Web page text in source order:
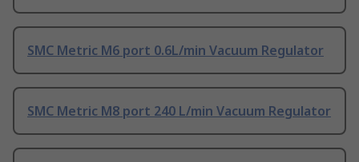
SMC Metric M6 port 0.6L/min Vacuum Regulator
SMC Metric M8 port 240 L/min Vacuum Regulator